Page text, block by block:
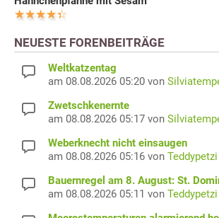
NEUESTE FORENBEITRÄGE
Weltkatzentag
am 08.08.2026 05:20 von
Zwetschkenernte
am 08.08.2026 05:17 von
Weberknecht nicht einsaugen
am 08.08.2026 05:16 von Teddypetzi
Bauernregel am 8. August: St.
am 08.08.2026 05:11 von Teddypetzi